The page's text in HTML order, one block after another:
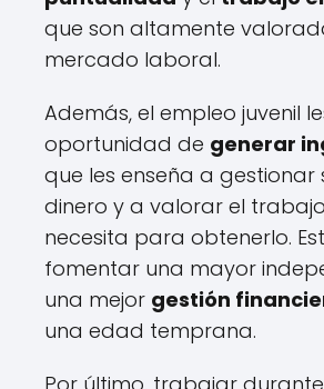
que son altamente
mercado laboral.
Además, el empleo juvenil
oportunidad de generar
que les enseña a gestionar
dinero y a valorar el
necesita para obtenerlo.
fomentar una mayor
una mejor gestión
una edad temprana.